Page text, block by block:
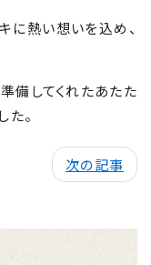
に熱い想いを込め、
備してくれたあたた
。
次の記事